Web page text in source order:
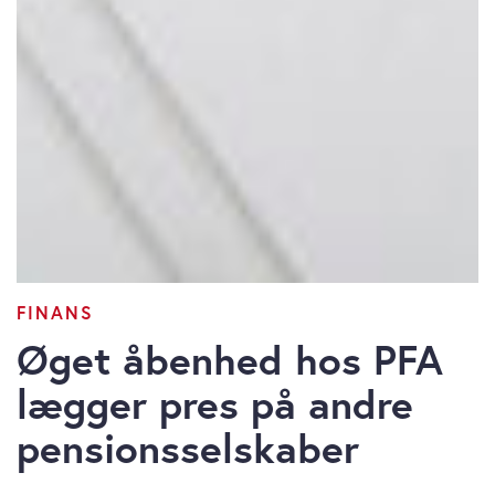
FINANS
Øget åbenhed hos PFA
lægger pres på andre
pensionsselskaber